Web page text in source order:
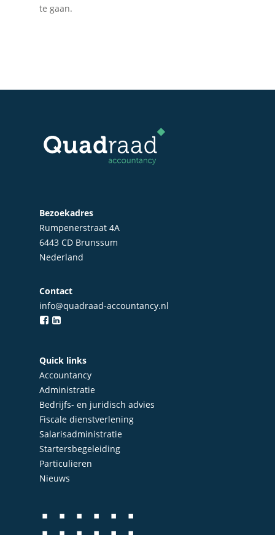
te gaan.
Bezoekadres
Rumpenerstraat 4A
6443 CD Brunssum
Nederland
Contact
info@quadraad-accountancy.nl
Quick links
Accountancy
Administratie
Bedrijfs- en juridisch advies
Fiscale dienstverlening
Salarisadministratie
Startersbegeleiding
Particulieren
Nieuws